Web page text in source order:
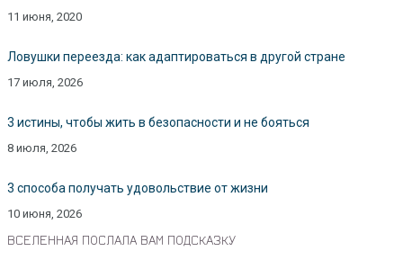
11 июня, 2020
Ловушки переезда: как адаптироваться в другой стране
17 июля, 2026
3 истины, чтобы жить в безопасности и не бояться
8 июля, 2026
3 способа получать удовольствие от жизни
10 июня, 2026
ВСЕЛЕННАЯ ПОСЛАЛА ВАМ ПОДСКАЗКУ